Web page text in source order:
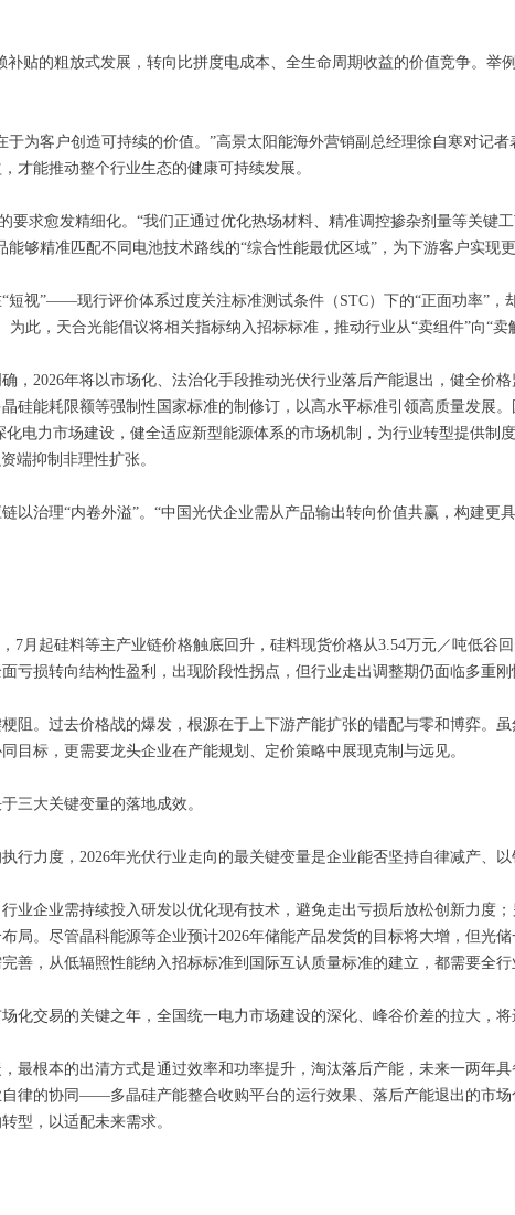
的粗放式发展，转向比拼度电成本、全生命周期收益的价值竞争。举
客户创造可持续的价值。”高景太阳能海外营销副总经理徐自寒对记
才能推动整个行业生态的健康可持续发展。
求愈发精细化。“我们正通过优化热场材料、精准调控掺杂剂量等关键
够精准匹配不同电池技术路线的“综合性能最优区域”，为下游客户实现
”——现行评价体系过度关注标准测试条件（STC）下的“正面功率”，
此，天合光能倡议将相关指标纳入招标标准，推动行业从“卖组件”向“卖
2026年将以市场化、法治化手段推动光伏行业落后产能退出，健全价
硅能耗限额等强制性国家标准的制修订，以高水平标准引领高质量发展
电力市场建设，健全适应新型能源体系的市场机制，为行业转型提供制
端抑制非理性扩张。
治理“内卷外溢”。“中国光伏企业需从产品输出转向价值共赢，构建更
起硅料等主产业链价格触底回升，硅料现货价格从3.54万元／吨低谷
亏损转向结构性盈利，出现阶段性拐点，但行业走出调整期仍面临多重刚
。过去价格战的爆发，根源在于上下游产能扩张的错配与零和博弈。
目标，更需要龙头企业在产能规划、定价策略中展现克制与远见。
大关键变量的落地成效。
度，2026年光伏行业走向的最关键变量是企业能否坚持自律减产、以
企业需持续投入研发以优化现有技术，避免走出亏损后放松创新力度；
局。尽管晶科能源等企业预计2026年储能产品发货的目标将大增，但光
善，从低辐照性能纳入招标标准到国际互认质量标准的建立，都需要全行
交易的关键之年，全国统一电力市场建设的深化、峰谷价差的拉大，将
根本的出清方式是通过效率和功率提升，淘汰落后产能，未来一两年
律的协同——多晶硅产能整合收购平台的运行效果、落后产能退出的市场
型，以适配未来需求。